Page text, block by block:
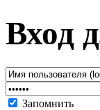
Вход
Запомнить